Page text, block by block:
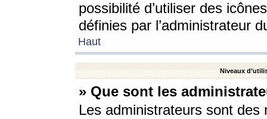
possibilité d’utiliser des
définies par l’administrateur
Haut
Niveaux
» Que sont les
Les administrateurs sont